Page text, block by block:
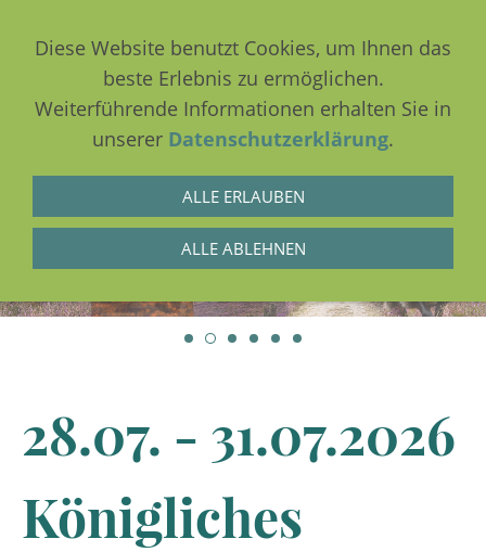
NAVIGATION EINBLENDEN
28.07. - 31.07.2026
Königliches
Diese Website benutzt Cookies, um Ihnen das
beste Erlebnis zu ermöglichen.
Weiterführende Informationen erhalten Sie in
unserer Datenschutzerklärung.
ALLE ERLAUBEN
ALLE ABLEHNEN